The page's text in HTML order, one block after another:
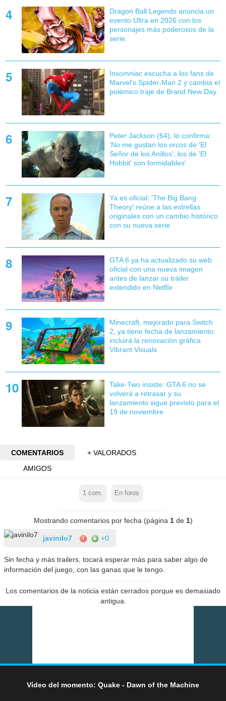
Dragon Ball Legends anuncia un
evento Ultra en 2026 con los
personajes más poderosos de la
serie
Insomniac escucha a los fans de
Marvel's Spider-Man 2 y cambia el
polémico traje de Brand New Day
Peter Jackson (64), lo confirma:
'No me gustan los orcos de 'El
Señor de los Anillos', los de 'El
Hobbit' son formidables'
Ya es oficial: 'The Big Bang
Theory' reúne a las estrellas
originales con un cambio histórico
con su nueva serie
GTA 6 ya ha actualizado su web
oficial con una nueva imagen
antes de lanzar su tráiler
extendido en Netflix
Minecraft, mejorado para Switch
2, ya tiene fecha de lanzamiento:
incluirá la renovación gráfica
Vibrant Visuals
Take-Two insiste: GTA 6 no se
volverá a retrasar y su
lanzamiento sigue previsto para el
19 de noviembre
COMENTARIOS
+ VALORADOS
AMIGOS
1 com. En foros
Mostrando comentarios por fecha (página 1de 1)
javinilo7 +0
Sin fecha y más trailers, tocará esperar más para saber algo de
información del juego, con las ganas que le tengo.
Los comentarios de la noticia están cerrados porque es demasiado
antigua.
Vídeo del momento: Quake - Dawn of the Machine